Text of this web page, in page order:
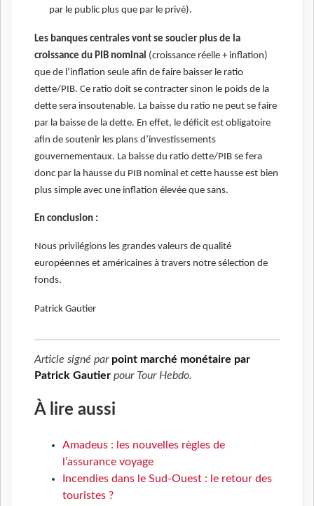
par le public plus que par le privé).
Les banques centrales vont se soucier plus de la
croissance du PIB nominal (croissance réelle + inflation)
que de l’inflation seule afin de faire baisser le ratio
dette/PIB. Ce ratio doit se contracter sinon le poids de la
dette sera insoutenable. La baisse du ratio ne peut se faire
par la baisse de la dette. En effet, le déficit est obligatoire
afin de soutenir les plans d’investissements
gouvernementaux. La baisse du ratio dette/PIB se fera
donc par la hausse du PIB nominal et cette hausse est bien
plus simple avec une inflation élevée que sans.
En conclusion :
Nous privilégions les grandes valeurs de qualité
européennes et américaines à travers notre sélection de
fonds.
Patrick Gautier
Article signé par point marché monétaire par
Patrick Gautier pour Tour Hebdo.
À lire aussi
Amadeus : les nouvelles règles de
l’assurance voyage
Incendies dans le Sud-Ouest : le retour des
touristes ?